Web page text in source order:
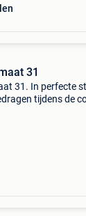
31
31. In perfecte
tijdens de